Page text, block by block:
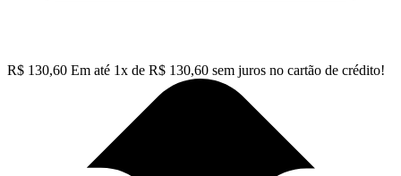
R$ 130,60 Em até 1x de R$ 130,60 sem juros no cartão de crédito!